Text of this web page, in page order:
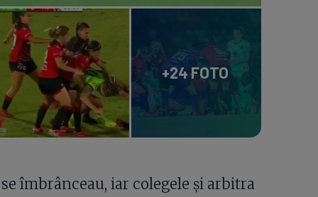
+24 FOTO
îmbrânceau, iar colegele și arbitra